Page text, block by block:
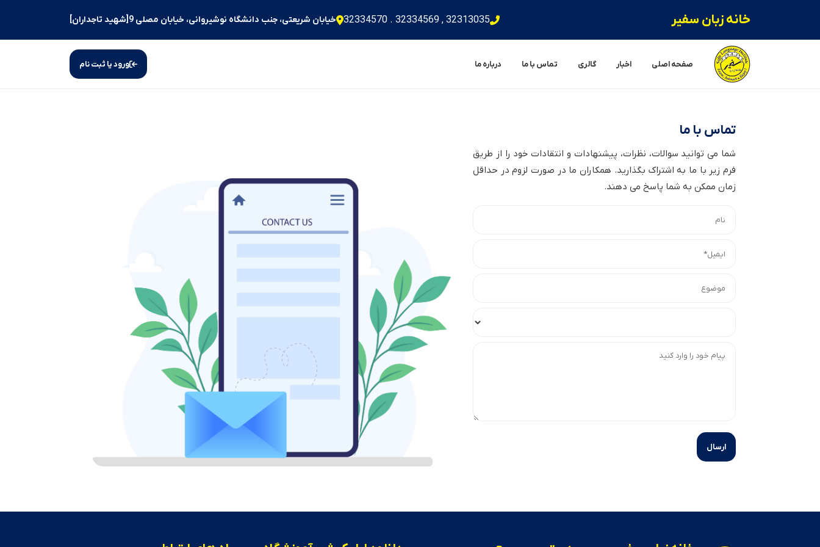
خانه زبان سفیر 32313035 , 32334569 . 32334570 خیابان شریعتی، جنب دانشگاه نوشیروانی، خیابان مصلی 9[شهید تاجداران]
صفحه اصلی اخبار گالری تماس با ما درباره ما ورود یا ثبت نام
تماس با ما
شما می توانید سوالات، نظرات، پیشنهادات و انتقادات خود را از طریق
فرم زیر با ما به اشتراک بگذارید. همکاران ما در صورت لزوم در حداقل
زمان ممکن به شما پاسخ می دهند.